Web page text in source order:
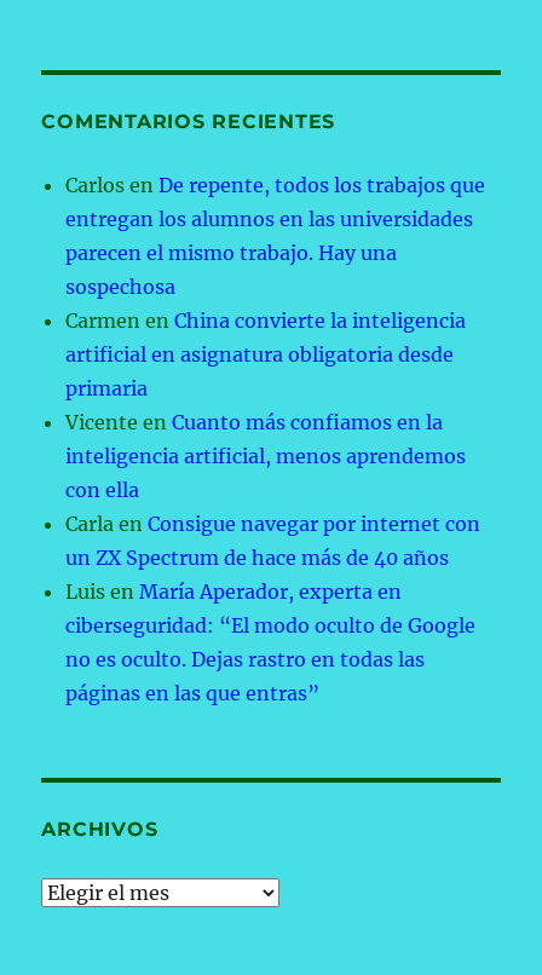
COMENTARIOS RECIENTES
Carlos enDe repente, todos los trabajos que
entregan los alumnos en las universidades
parecen el mismo trabajo. Hay una
sospechosa
Carmen enChina convierte la inteligencia
artificial en asignatura obligatoria desde
primaria
Vicente enCuanto más confiamos en la
inteligencia artificial, menos aprendemos
con ella
Carla enConsigue navegar por internet con
un ZX Spectrum de hace más de 40 años
Luis enMaría Aperador, experta en
ciberseguridad: “El modo oculto de Google
no es oculto. Dejas rastro en todas las
páginas en las que entras”
ARCHIVOS
Archivos